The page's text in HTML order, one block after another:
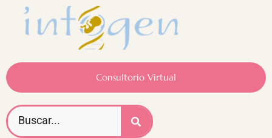
Consultorio Virtual